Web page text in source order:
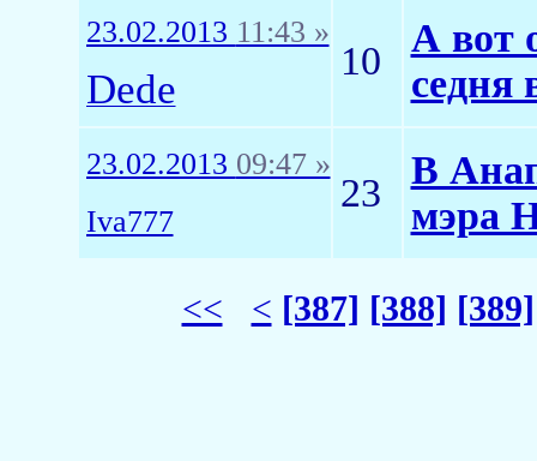
23.02.2013 11:43 »
Dede
10
А вот
седня
23.02.2013 09:47 »
Iva777
23
В
мэра
<< < [387] [388] [389]